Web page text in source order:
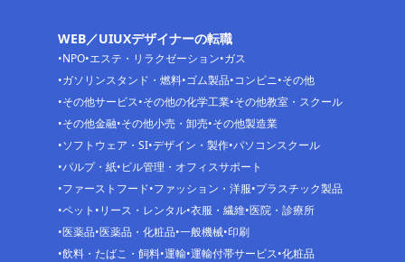
WEB／UIUXデザイナーの転職
NPO エステ・リラクゼーション ガス
ガソリンスタンド・燃料 ゴム製品 コンビニ その他
その他サービス その他の化学工業 その他教室・スクール
その他金融 その他小売・卸売 その他製造業
ソフトウェア・SI デザイン・製作 パソコンスクール
パルプ・紙 ビル管理・オフィスサポート
ファーストフード ファッション・洋服 プラスチック製品
ペット リース・レンタル 衣服・繊維 医院・診療所
医薬品 医薬品・化粧品 一般機械 印刷
飲料・たばこ・飼料 運輸 運輸付帯サービス 化粧品